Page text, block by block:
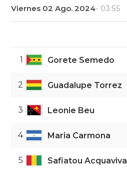
Viernes 02 Ago. 2024- 03:55
1 Gorete Semedo
2 Guadalupe Torrez
3 Leonie Beu
4 Maria Carmona
5 Safiatou Acquaviva